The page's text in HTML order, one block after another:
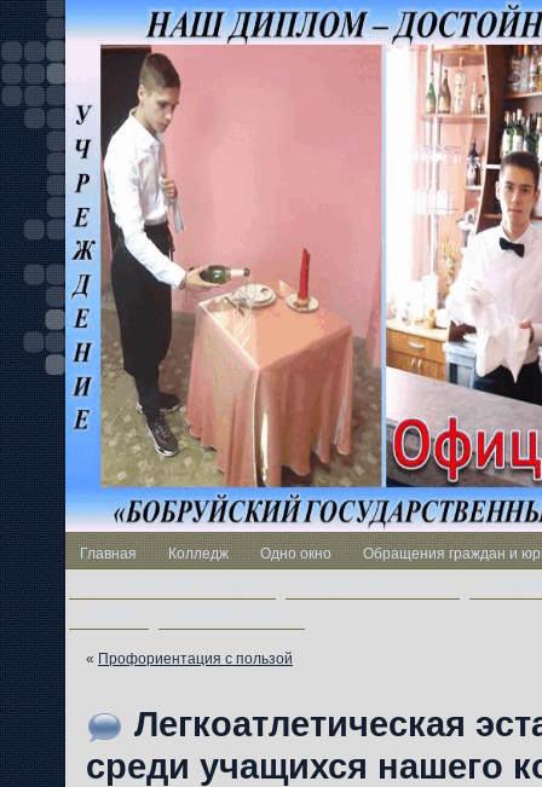
Главная Колледж Одно окно
Обращения граждан и
« Профориентация с пользой
Легкоатлетическая
среди учащихся нашего